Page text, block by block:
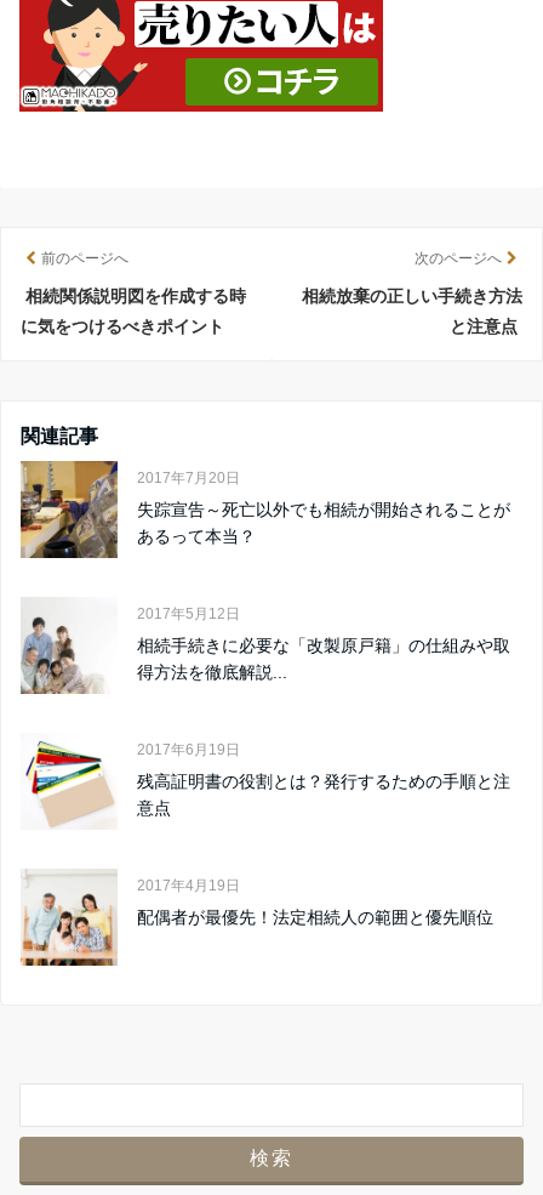
前のページへ
相続関係説明図を作成する時
に気をつけるべきポイント
次のページへ
相続放棄の正しい手続き方法
と注意点
関連記事
2017年7月20日
失踪宣告～死亡以外でも相続が開始されることが
あるって本当？
2017年5月12日
相続手続きに必要な「改製原戸籍」の仕組みや取
得方法を徹底解説...
2017年6月19日
残高証明書の役割とは？発行するための手順と注
意点
2017年4月19日
配偶者が最優先！法定相続人の範囲と優先順位